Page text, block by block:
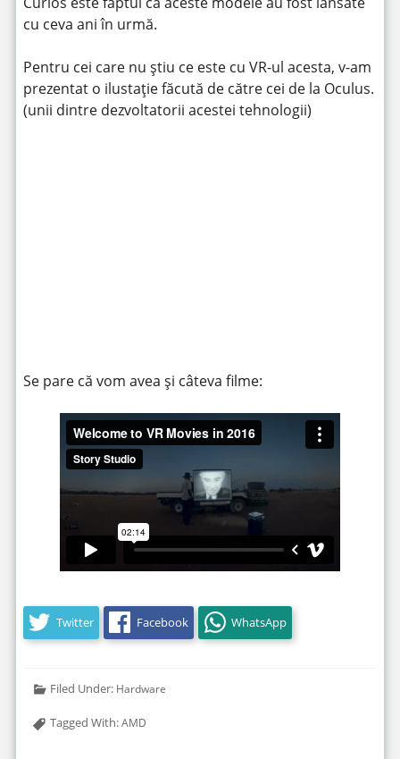
cu ceva ani în urmă.
Pentru cei care nu știu ce este cu VR-ul acesta, v-am
prezentat o ilustație făcută de către cei de la Oculus.
(unii dintre dezvoltatorii acestei tehnologii)
Se pare că vom avea și câteva filme:
Twitter Facebook WhatsApp
Filed Under: Hardware
Tagged With:AMD